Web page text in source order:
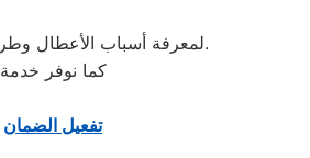
لمعرفة أسباب الأعطال وطرق الوقاية منها.
كما نوفر خدمة
تفعيل الضمان